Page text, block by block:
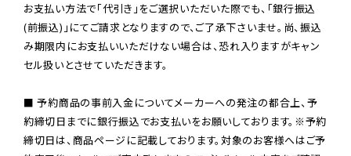
お支払い方法で「代引き」をご選択いただいた際でも、「銀行振込
(前振込)」にてご請求となりますので、ご了承下さいませ。尚、振込
み期限内にお支払いいただけない場合は、恐れ入りますがキャン
セル扱いとさせていただきます。
■ 予約商品の事前入金についてメーカーへの発注の都合上、予
約締切日までに銀行振込でお支払いをお願いしております。※予約
締切日は、商品ページに記載しております。対象のお客様へはご予